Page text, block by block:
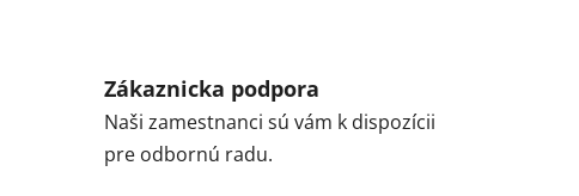
Zákaznicka podpora
Naši zamestnanci sú vám k dispozícii
pre odbornú radu.